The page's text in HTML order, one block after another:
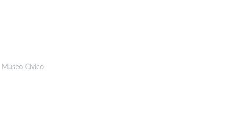
Museo Civico